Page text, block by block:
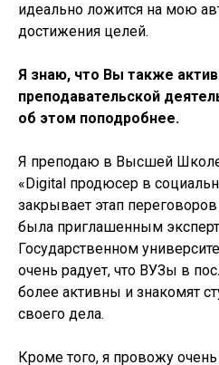
идеально ложится на мою
достижения целей.
Я знаю, что Вы также
преподавательской
об этом поподробнее.
Я преподаю в Высшей
«Digital продюсер в
закрывает этап
была приглашенным
Государственном
очень радует, что ВУЗы в
более активны и знакомят
своего дела.
Кроме того, я провожу